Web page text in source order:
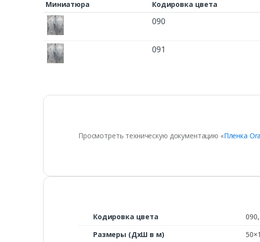
Миниатюра Кодировка цвета
090
091
Просмотреть техническую документацию «Пленка
Кодировка цвета 090
Размеры (ДxШ в м)